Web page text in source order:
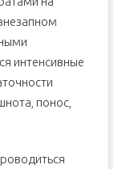
интенсивные
понос,